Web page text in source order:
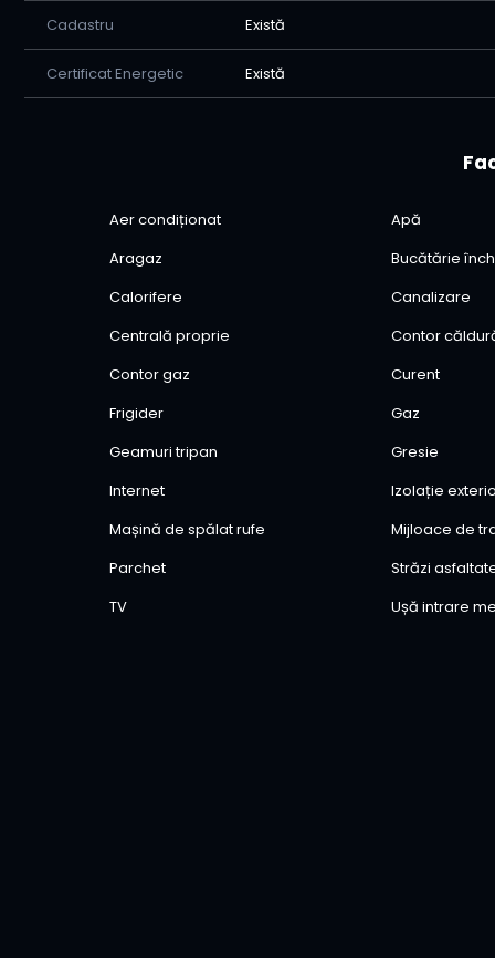
Cadastru Există
Certificat Energetic Există
Aer condiționat Apă
Aragaz
Bucătărie
Calorifere
Canalizare
Centrală proprie
Contor
Contor gaz
Curent
Frigider
Gaz
Geamuri tripan
Gresie
Internet
Izolație
Mașină de spălat rufe
Mijloace de
Parchet
Străzi
TV
Ușă intrare